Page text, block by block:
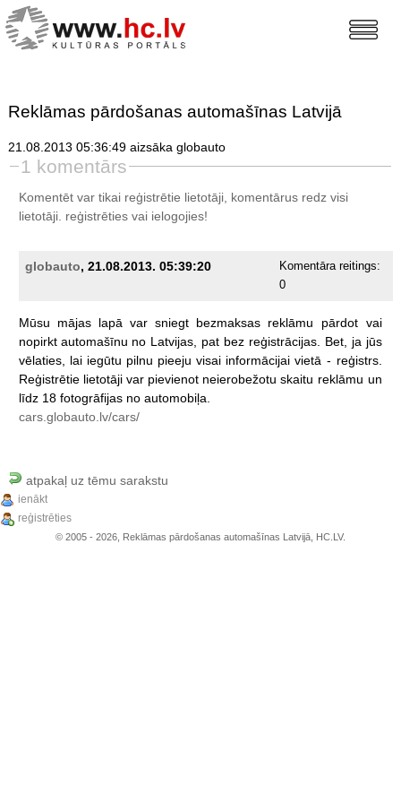
Reklāmas pārdošanas automašīnas Latvijā
21.08.2013 05:36:49 aizsāka globauto
1 komentārs
Komentēt var tikai reģistrētie lietotāji, komentārus redz visi
lietotāji. reģistrētiesvai ielogojies!
globauto, 21.08.2013. 05:39:20
Komentāra reitings:
0
Mūsu mājas lapā var sniegt bezmaksas reklāmu pārdot vai
nopirkt automašīnu no Latvijas, pat bez reģistrācijas. Bet, ja jūs
vēlaties,
lai iegūtu pilnu pieeju visai informācijai vietā - reģistrs.
Reģistrētie lietotāji var pievienot neierobežotu skaitu reklāmu un
līdz 18 fotogrāfijas no automobiļa.
cars.globauto.lv/cars/
atpakaļ uz tēmu sarakstu
ienākt
reģistrēties
© 2005 - 2026, Reklāmas pārdošanas automašīnas Latvijā, HC.LV.